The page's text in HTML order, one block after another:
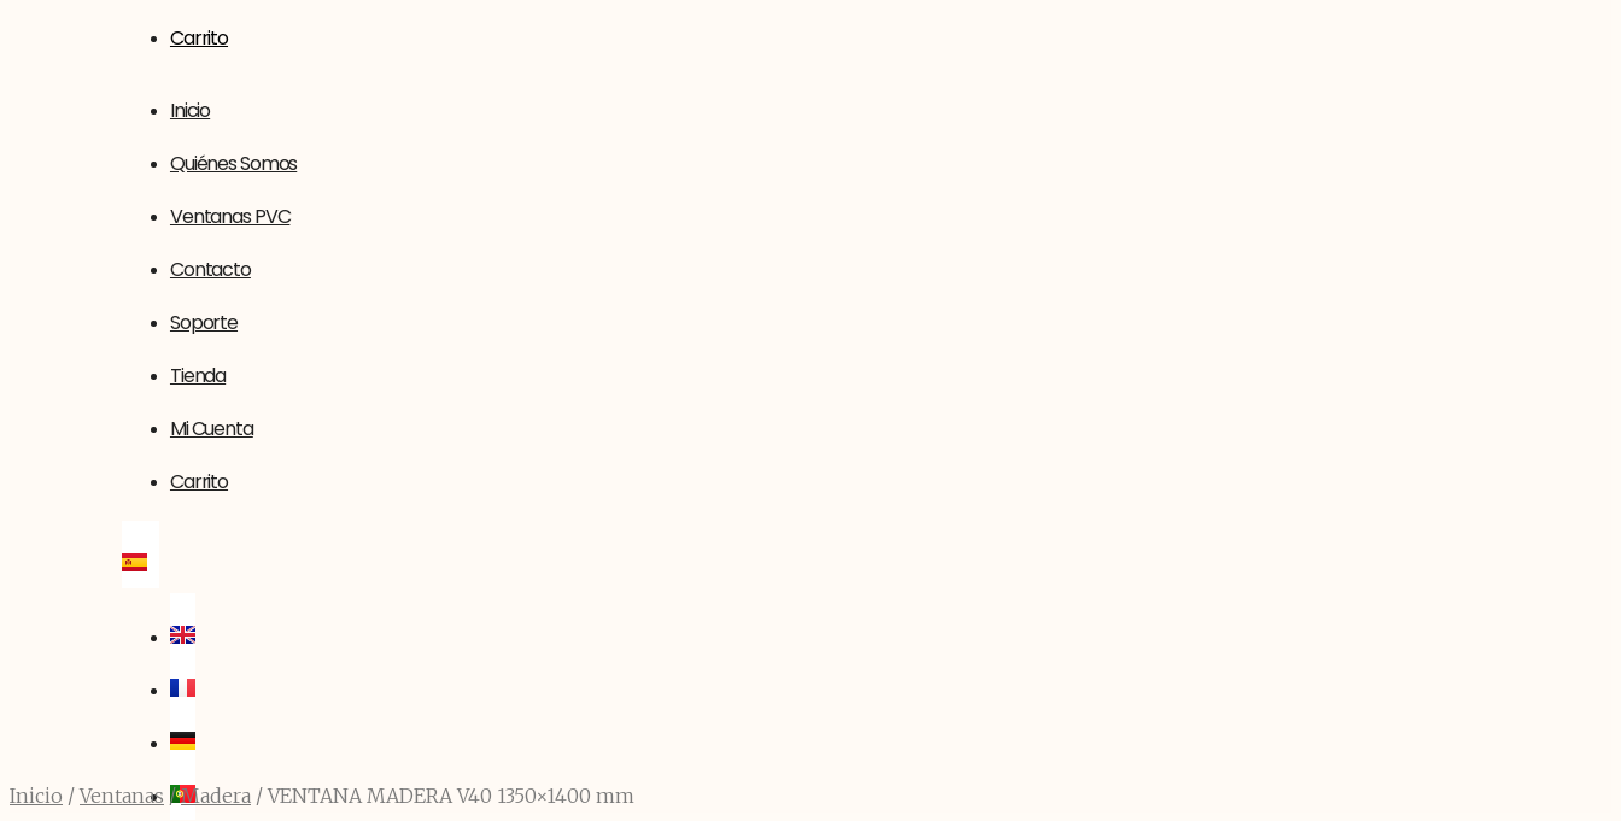
Carrito
Inicio
Quiénes Somos
Ventanas PVC
Contacto
Soporte
Tienda
Mi Cuenta
Carrito
Inicio /Ventanas /Madera / VENTANA MADERA V40 1350×1400 mm